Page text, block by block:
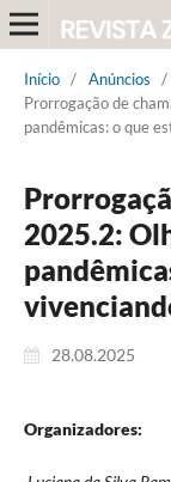
Início / Anúncios
/
Prorrogação de
pandêmicas: o que
2025.2:
28.08.2025
Organizadores: